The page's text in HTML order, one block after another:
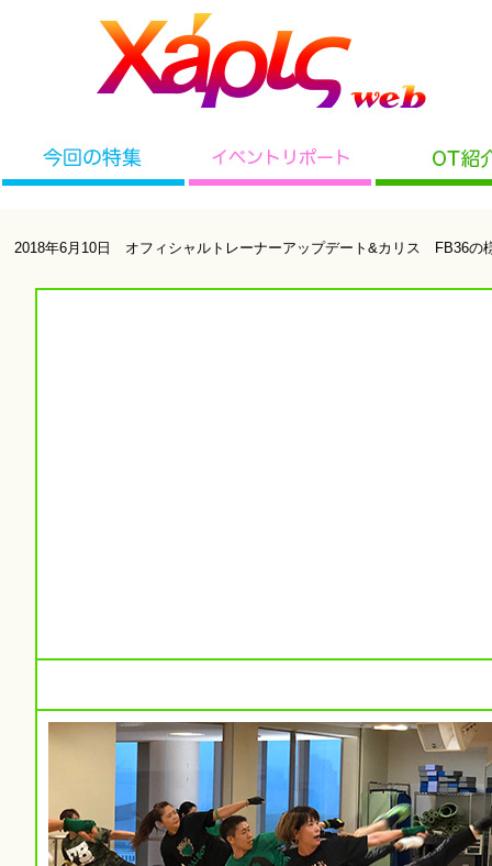
2018年6月10日 オフィシャルトレーナーアップデート&カリス FB36